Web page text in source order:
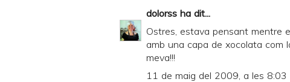
dolorss ha dit...
Ostres, estava pensant mentre
amb una capa de xocolata com
meva!!!
11 de maig del 2009, a les 8:03